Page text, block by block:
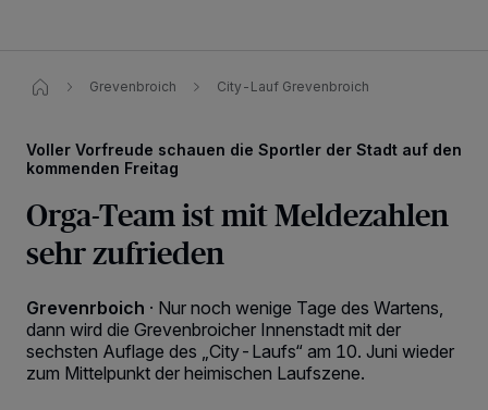
Grevenbroich City-Lauf Grevenbroich
Voller Vorfreude schauen die Sportler der Stadt auf den
kommenden Freitag
Orga-Team ist mit Meldezahlen
sehr zufrieden
Grevenrboich · Nur noch wenige Tage des Wartens,
dann wird die Grevenbroicher Innenstadt mit der
sechsten Auflage des „City-Laufs“ am 10. Juni wieder
zum Mittelpunkt der heimischen Laufszene.